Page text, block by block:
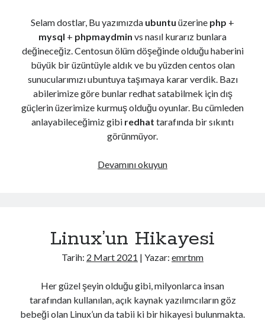
Selam dostlar, Bu yazımızda ubuntu üzerine php +
mysql + phpmaydmin vs nasıl kurarız bunlara
değineceğiz. Centosun ölüm döşeğinde olduğu haberini
büyük bir üzüntüyle aldık ve bu yüzden centos olan
sunucularımızı ubuntuya taşımaya karar verdik. Bazı
abilerimize göre bunlar redhat satabilmek için dış
güçlerin üzerimize kurmuş olduğu oyunlar. Bu cümleden
anlayabileceğimiz gibi redhat tarafında bir sıkıntı
görünmüyor.
Devamını okuyunLamp
Linux’un Hikayesi
Tarih: 2 Mart 2021 | Yazar: emrtnm
Her güzel şeyin olduğu gibi, milyonlarca insan
tarafından kullanılan, açık kaynak yazılımcıların göz
bebeği olan Linux’un da tabii ki bir hikayesi bulunmakta.